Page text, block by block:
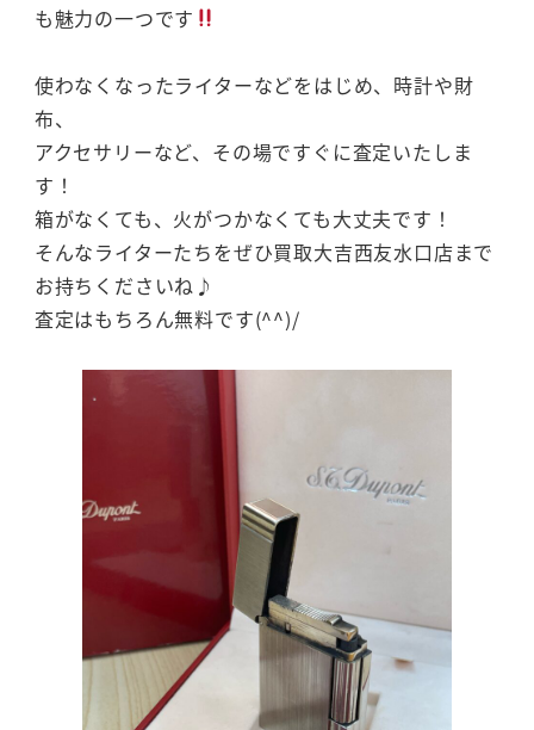
も魅力の一つです
使わなくなったライターなどをはじめ、時計や財
布、
アクセサリーなど、その場ですぐに査定いたしま
す！
箱がなくても、火がつかなくても大丈夫です！
そんなライターたちをぜひ買取大吉西友水口店まで
お持ちくださいね♪
査定はもちろん無料です(^^)/